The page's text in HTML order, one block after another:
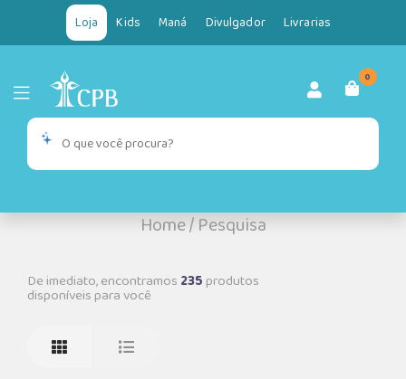
Loja Kids Maná Divulgador Livrarias
0
Home/Pesquisa
De imediato, encontramos 235produtos
disponíveis para você